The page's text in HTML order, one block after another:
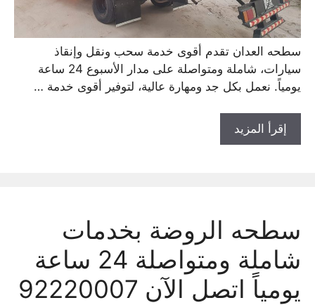
سطحه العدان تقدم أقوى خدمة سحب ونقل وإنقاذ
سيارات، شاملة ومتواصلة على مدار الأسبوع 24 ساعة
يومياً. نعمل بكل جد ومهارة عالية، لتوفير أقوى خدمة …
إقرأ المزيد
سطحه الروضة بخدمات
شاملة ومتواصلة 24 ساعة
يومياً اتصل الآن 92220007